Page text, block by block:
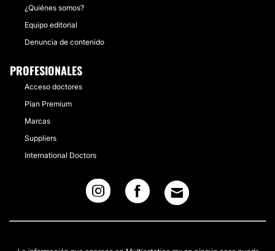
¿Quiénes somos?
Equipo editorial
Denuncia de contenido
PROFESIONALES
Acceso doctores
Plan Premium
Marcas
Suppliers
International Doctors